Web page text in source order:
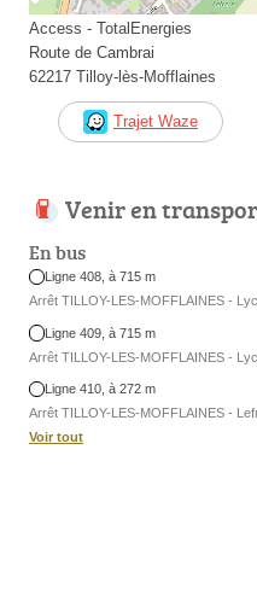
Access - TotalEnergies
Route de Cambrai
62217 Tilloy-lès-Mofflaines
Trajet Waze
Venir en
En bus
Ligne 408, à 715 m
Arrêt TILLOY-LES-MOFFLAINES -
Ligne 409, à 715 m
Arrêt TILLOY-LES-MOFFLAINES -
Ligne 410, à 272 m
Arrêt TILLOY-LES-MOFFLAINES -
Voir tout